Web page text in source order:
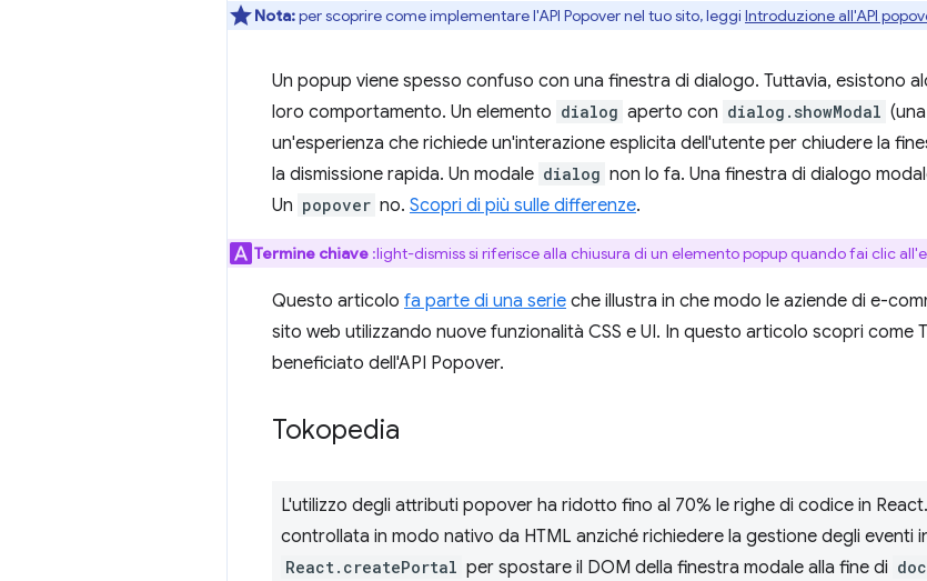
Nota:per scoprire come implementare l'API Popover nel tuo sito, leggi Introduzione all'API
Un popup viene spesso confuso con una finestra di dialogo. Tuttavia, esistono
loro comportamento. Un elemento dialog aperto con dialog.showModal
un'esperienza che richiede un'interazione esplicita dell'utente per chiudere la
la dismissione rapida. Un modale dialog non lo fa. Una finestra di dialogo
Un popover no. Scopri di più sulle differenze.
Termine chiave :light-dismiss si riferisce alla chiusura di un elemento popup quando fai clic
Questo articolo fa parte di una serie che illustra in che modo le aziende di e-
sito web utilizzando nuove funzionalità CSS e UI. In questo articolo scopri come
beneficiato dell'API Popover.
Tokopedia
L'utilizzo degli attributi popover ha ridotto fino al 70% le righe di codice in
controllata in modo nativo da HTML anziché richiedere la gestione degli eventi
React.createPortal per spostare il DOM della finestra modale alla fine di